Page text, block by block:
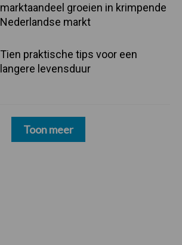
marktaandeel groeien in krimpende
Nederlandse markt
Tien praktische tips voor een
langere levensduur
Toon meer